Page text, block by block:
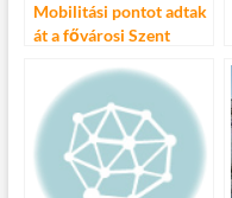
Mobilitási pontot adtak
át a fővárosi Szent